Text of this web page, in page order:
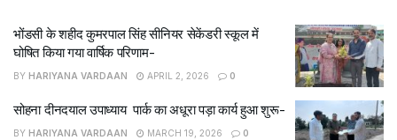
भोंडसी के शहीद कुमरपाल सिंह सीनियर सेकेंडरी स्कूल में
घोषित किया गया वार्षिक परिणाम-
BY HARIYANA VARDAAN APRIL 2, 2026 0
सोहना दीनदयाल उपाध्याय पार्क का अधूरा पड़ा कार्य हुआ शुरू-
BY HARIYANA VARDAAN MARCH 19, 2026 0